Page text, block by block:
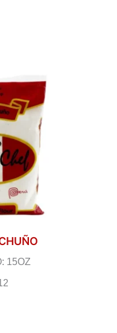
15OZ